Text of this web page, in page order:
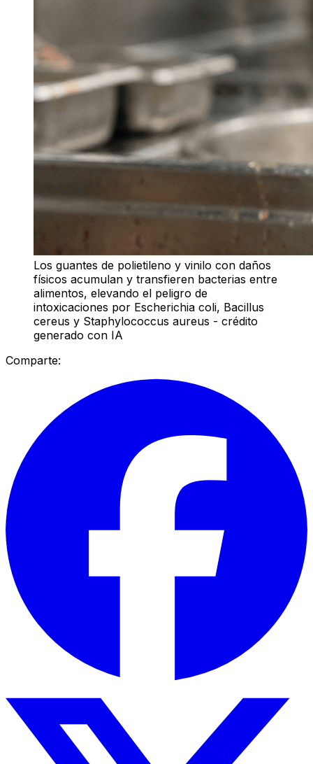
Los guantes de polietileno y vinilo con daños
físicos acumulan y transfieren bacterias entre
alimentos, elevando el peligro de
intoxicaciones por Escherichia coli, Bacillus
cereus y Staphylococcus aureus - crédito
generado con IA
Comparte: